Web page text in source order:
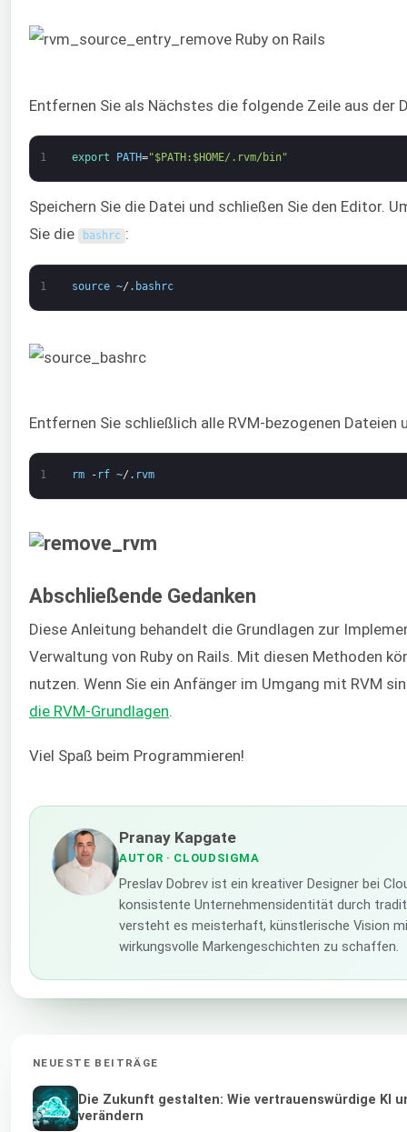
Entfernen Sie als Nächstes die folgende Zeile aus der
1 export PATH="$PATH:$HOME/.rvm/bin"
Speichern Sie die Datei und schließen Sie den Editor.
Sie die
bashrc :
1 source ~/ . bashrc
Entfernen Sie schließlich alle RVM-bezogenen Dateien
1 rm - rf ~/ . rvm
Abschließende Gedanken
Diese Anleitung behandelt die Grundlagen zur
Verwaltung von Ruby on Rails. Mit diesen Methoden
nutzen. Wenn Sie ein Anfänger im Umgang mit RVM
die RVM-Grundlagen.
Viel Spaß beim Programmieren!
Pranay Kapgate
AUTOR · CLOUDSIGMA
Preslav Dobrev ist ein kreativer Designer bei
konsistente Unternehmensidentität durch
versteht es meisterhaft, künstlerische Vision
wirkungsvolle Markengeschichten zu schaffen.
NEUESTE BEITRÄGE
Die Zukunft gestalten: Wie vertrauenswürdige KI
verändern